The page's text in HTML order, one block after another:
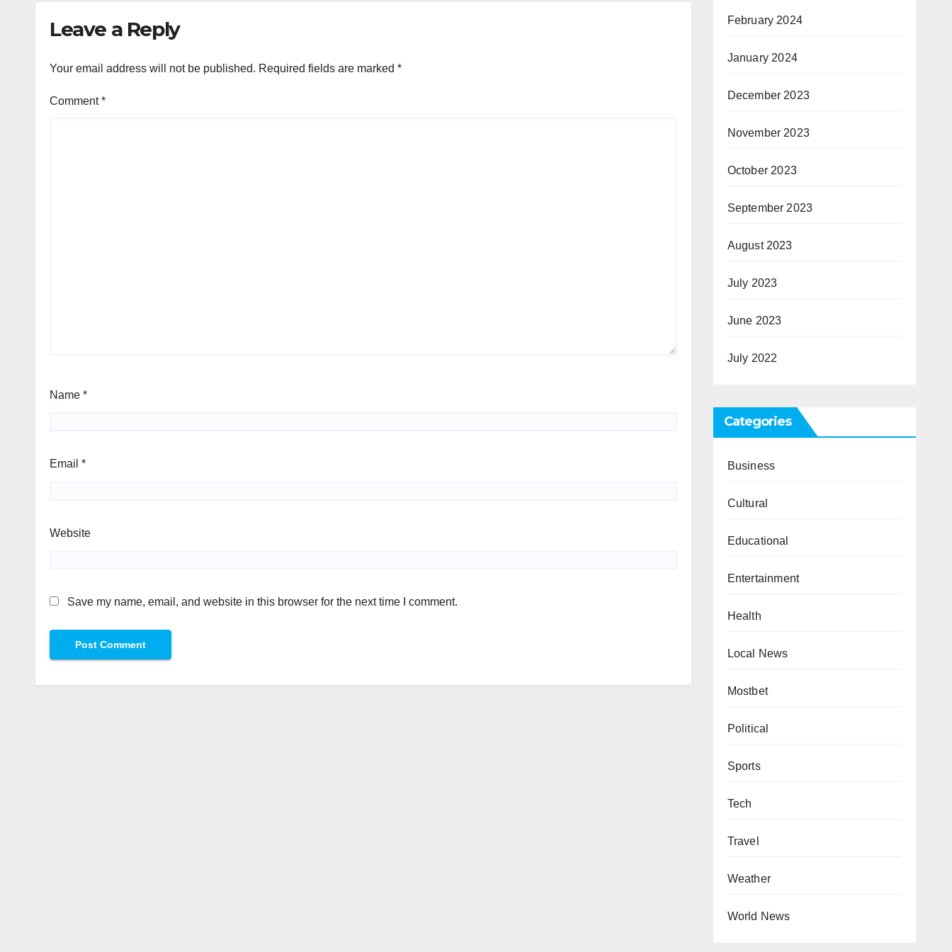
Leave a Reply
Your email address will not be published. Required fields are marked *
Comment*
Name *
Email *
Website
Save my name, email, and website in this browser for the next time I comment.
February 2024
January 2024
December 2023
November 2023
October 2023
September 2023
August 2023
July 2023
June 2023
July 2022
Categories
Business
Cultural
Educational
Entertainment
Health
Local News
Mostbet
Political
Sports
Tech
Travel
Weather
World News